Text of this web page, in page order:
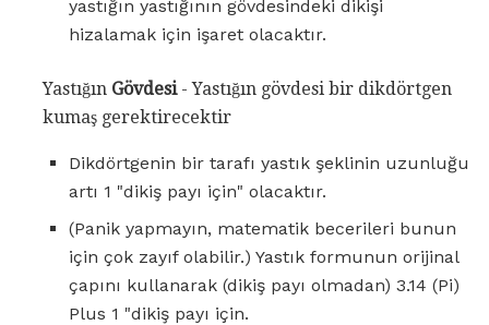
yastığın yastığının gövdesindeki dikişi
hizalamak için işaret olacaktır.
Yastığın Gövdesi- Yastığın gövdesi bir dikdörtgen
kumaş gerektirecektir
Dikdörtgenin bir tarafı yastık şeklinin uzunluğu
artı 1 "dikiş payı için" olacaktır.
(Panik yapmayın, matematik becerileri bunun
için çok zayıf olabilir.) Yastık formunun orijinal
çapını kullanarak (dikiş payı olmadan) 3.14 (Pi)
Plus 1 "dikiş payı için.